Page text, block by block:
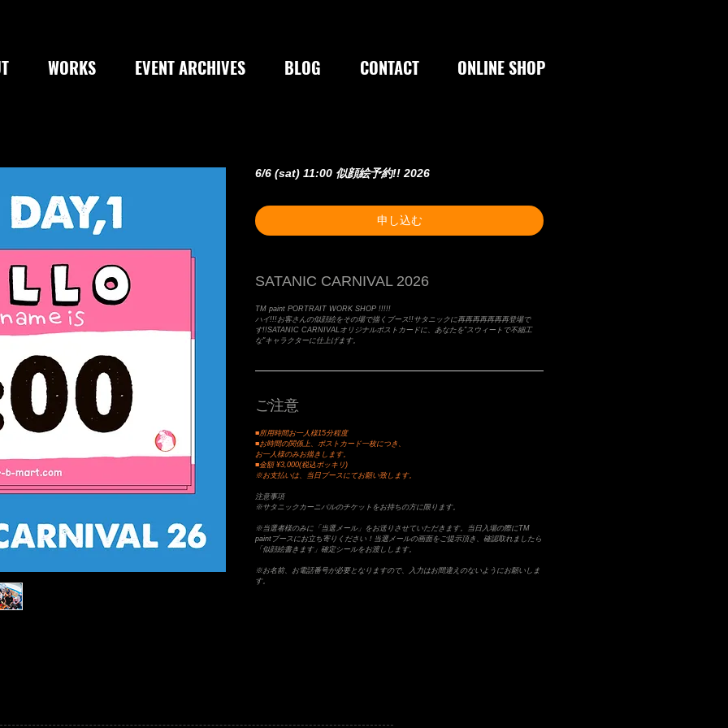
WORKS EVENT ARCHIVES BLOG CONTACT ONLINE SHOP
6/6 (sat) 11:00 似顔絵予約!! 2026
申し込む
SATANIC CARNIVAL 2026
TM paint PORTRAIT WORK SHOP !!!!!
ハイ!!!お客さんの似顔絵をその場で描くブース!!サタニックに再再再再再再再登場で
す!!SATANIC CARNIVALオリジナルポストカードに、あなたを"スウィートで不細工
な"キャラクターに仕上げます。
ご注意
■所用時間お一人様15分程度
■お時間の関係上、ポストカード一枚につき、
お一人様のみお描きします。
■金額 ¥3,000(税込ポッキリ)
※お支払いは、当日ブースにてお願い致します。
注意事項
※サタニックカーニバルのチケットをお持ちの方に限ります。
※当選者様のみに「当選メール」をお送りさせていただきます。当日入場の際にTM
paintブースにお立ち寄りください！当選メールの画面をご提示頂き、確認取れましたら
「似顔絵書きます」確定シールをお渡しします。
※お名前、お電話番号が必要となりますので、入力はお間違えのないようにお願いしま
す。